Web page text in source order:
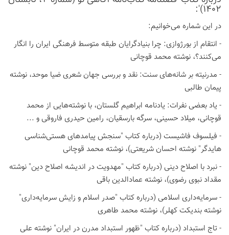
1402)':
در این شماره می‌خوانیم:
- انتقام از بورژوازی: چرا بنیادگرایان طبقه متوسط فرهنگی ایران را انگار
می‌کنند؟، نوشته محمد قوچانی
- مدرنیته بر شانه‌های سنت: نقد و بررسی جهان شعری ضیا موحد، نوشته
پیمان طالبی
- یاد بعضی نفرات: یادنامه ابراهیم گلستان، با نوشته‌هایی از محمد
قوچانی، میلاد حسینی، سرگه بارسقیان، رامین حیدری فاروقی و ...
- فیلسوف فاشیست (درباره کتاب "سنجش پیامدهای هستی‌شناسی
هایدگر" نوشته احسان شریعتی)، نوشته محمد قوچانی
- نبرد با اصلاح دینی (درباره کتاب "مهدویت در اندیشه اصلاح دین" نوشته
مقداد نبوی رضوی)، نوشته عمادالدین باقی
- سرمایه‌داری اسلامی (درباره کتاب "صدر اسلام و زایش سرمایه‌داری"
نوشته بندیکت کهلر)، نوشته محمد طاهری
- تاج استبداد (درباره کتاب "ظهور استبداد مدرن در ایران" نوشته علی